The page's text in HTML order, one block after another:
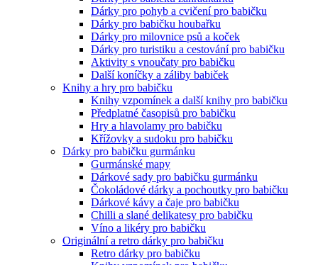
Dárky pro pohyb a cvičení pro babičku
Dárky pro babičku houbařku
Dárky pro milovnice psů a koček
Dárky pro turistiku a cestování pro babičku
Aktivity s vnoučaty pro babičku
Další koníčky a záliby babiček
Knihy a hry pro babičku
Knihy vzpomínek a další knihy pro babičku
Předplatné časopisů pro babičku
Hry a hlavolamy pro babičku
Křížovky a sudoku pro babičku
Dárky pro babičku gurmánku
Gurmánské mapy
Dárkové sady pro babičku gurmánku
Čokoládové dárky a pochoutky pro babičku
Dárkové kávy a čaje pro babičku
Chilli a slané delikatesy pro babičku
Víno a likéry pro babičku
Originální a retro dárky pro babičku
Retro dárky pro babičku